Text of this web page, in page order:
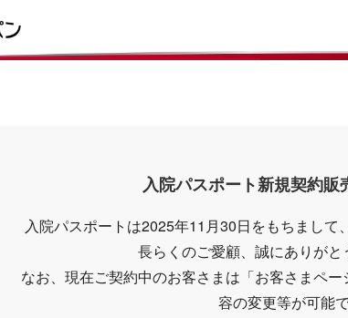
入院パスポート新規契約販
入院パスポートは2025年11月30日をもちまして
長らくのご愛顧、誠にありがと
なお、現在ご契約中のお客さまは「お客さまペ
容の変更等が可能で